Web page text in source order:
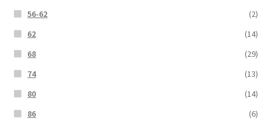
56-62
(2)
62
(14)
68
(29)
74
(13)
80
(14)
86
(6)